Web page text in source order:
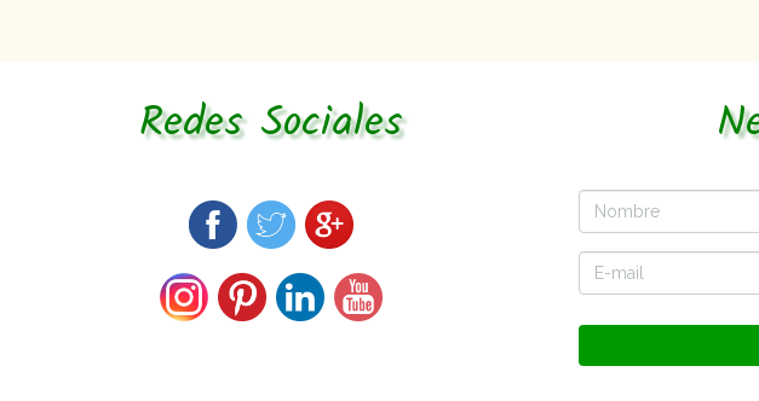
Redes Sociales